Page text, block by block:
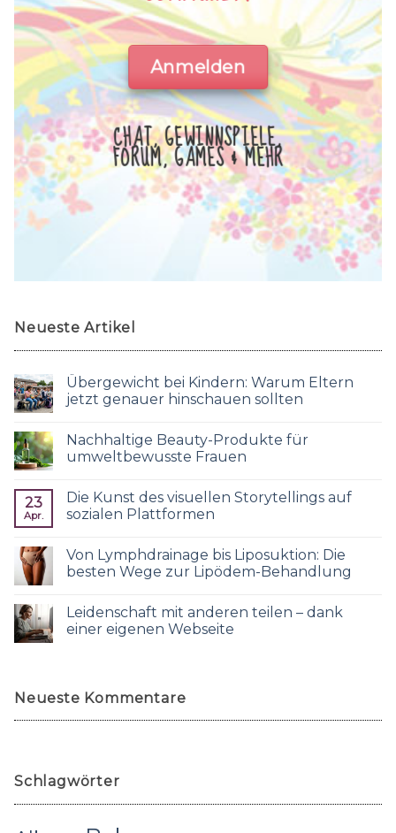
Anmelden
CHAT, GEWINNSPIELE,
FORUM, GAMES & MEHR
Neueste Artikel
Übergewicht bei Kindern: Warum Eltern
jetzt genauer hinschauen sollten
Nachhaltige Beauty-Produkte für
umweltbewusste Frauen
23
Apr.
Die Kunst des visuellen Storytellings auf
sozialen Plattformen
Von Lymphdrainage bis Liposuktion: Die
besten Wege zur Lipödem-Behandlung
Leidenschaft mit anderen teilen – dank
einer eigenen Webseite
Neueste Kommentare
Schlagwörter